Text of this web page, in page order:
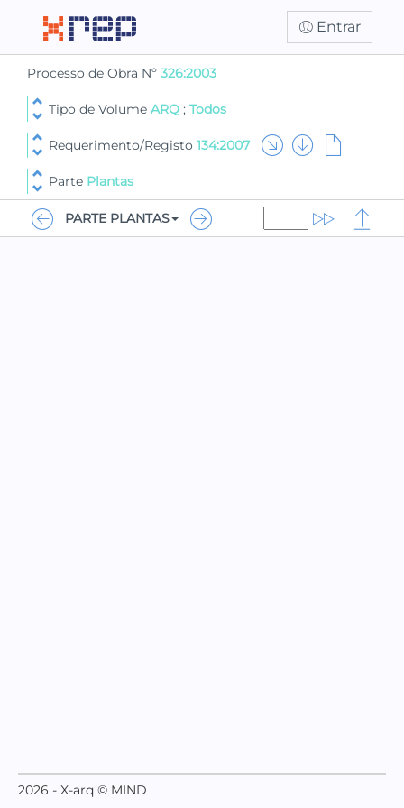
Entrar
Processo de Obra Nº 326:2003
Tipo de Volume ARQ ; Todos
Requerimento/Registo 134:2007
Parte Plantas
PARTE PLANTAS
2026 - X-arq © MIND